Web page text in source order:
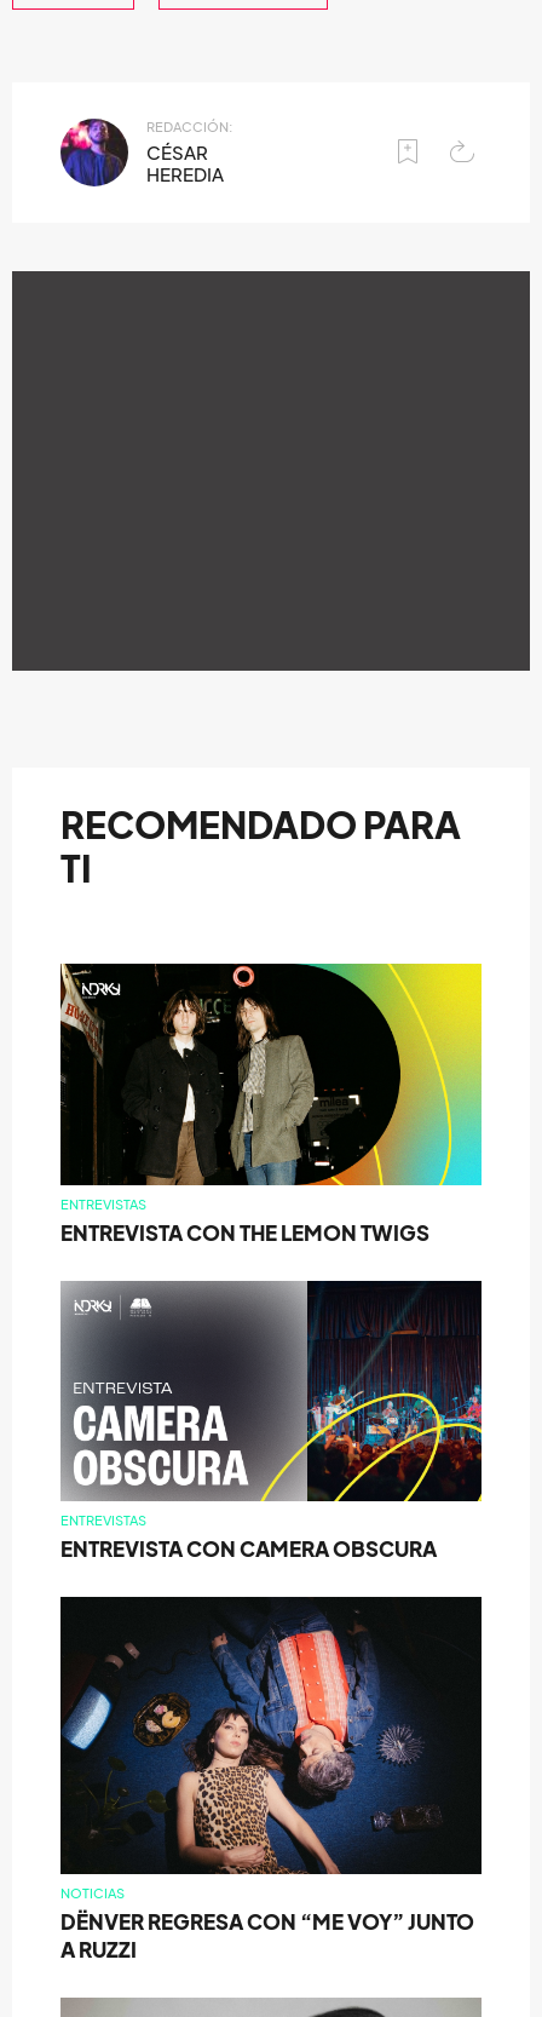
REDACCIÓN:
CÉSAR
HEREDIA
RECOMENDADO PARA
TI
ENTREVISTAS
ENTREVISTA CON THE LEMON TWIGS
ENTREVISTAS
ENTREVISTA CON CAMERA OBSCURA
NOTICIAS
DËNVER REGRESA CON “ME VOY” JUNTO
A RUZZI